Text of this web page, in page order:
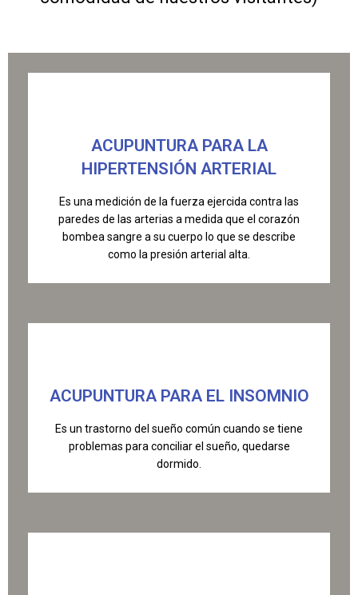
ACUPUNTURA PARA LA
HIPERTENSIÓN ARTERIAL
Es una medición de la fuerza ejercida contra las
paredes de las arterias a medida que el corazón
bombea sangre a su cuerpo lo que se describe
como la presión arterial alta.
ACUPUNTURA PARA EL INSOMNIO
Es un trastorno del sueño común cuando se tiene
problemas para conciliar el sueño, quedarse
dormido.